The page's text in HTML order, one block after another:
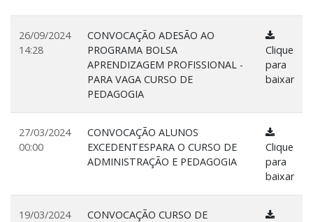
26/09/2024
14:28
CONVOCAÇÃO ADESÃO AO
PROGRAMA BOLSA
APRENDIZAGEM PROFISSIONAL -
PARA VAGA CURSO DE
PEDAGOGIA
Clique
para
baixar
27/03/2024
00:00
CONVOCAÇÃO ALUNOS
EXCEDENTESPARA O CURSO DE
ADMINISTRAÇÃO E PEDAGOGIA
Clique
para
baixar
19/03/2024
CONVOCAÇÃO CURSO DE